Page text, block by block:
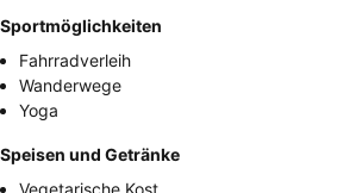
Sportmöglichkeiten
Fahrradverleih
Wanderwege
Yoga
Speisen und Getränke